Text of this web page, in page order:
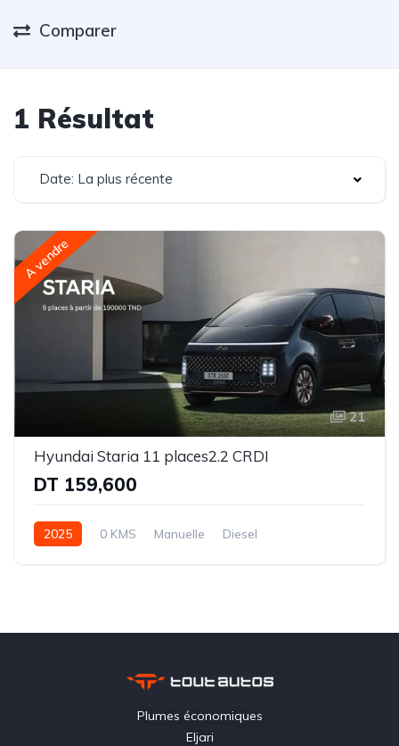
Comparer
1 Résultat
Date: La plus récente
A vendre
21
Hyundai Staria 11 places2.2 CRDI
DT 159,600
2025 0 KMS Manuelle
Diesel
Plumes économiques
Eljari